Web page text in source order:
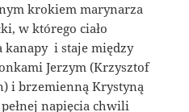
krokiem marynarza
w którego ciało
kanapy i staje między
Jerzym (Krzysztof
i brzemienną Krystyną
napięcia chwili